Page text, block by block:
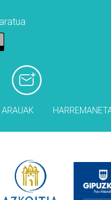
ARAUAK